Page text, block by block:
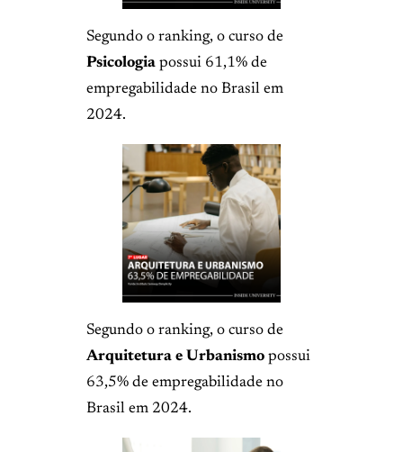
Segundo o ranking, o curso de
Psicologia possui 61,1% de
empregabilidade no Brasil em
2024.
Segundo o ranking, o curso de
Arquitetura e Urbanismo possui
63,5% de empregabilidade no
Brasil em 2024.